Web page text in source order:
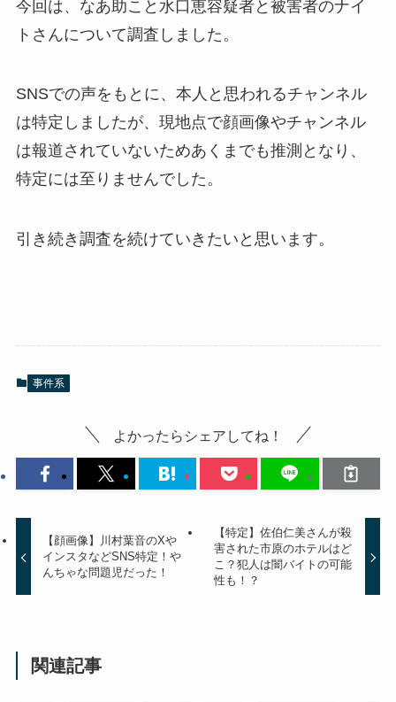
今回は、なあ助こと水口恵容疑者と被害者のナイ
トさんについて調査しました。
SNSでの声をもとに、本人と思われるチャンネル
は特定しましたが、現地点で顔画像やチャンネル
は報道されていないためあくまでも推測となり、
特定には至りませんでした。
引き続き調査を続けていきたいと思います。
事件系
よかったらシェアしてね！
【顔画像】川村葉音のXや
インスタなどSNS特定！や
んちゃな問題児だった！
【特定】佐伯仁美さんが殺
害された市原のホテルはど
こ？犯人は闇バイトの可能
性も！？
関連記事